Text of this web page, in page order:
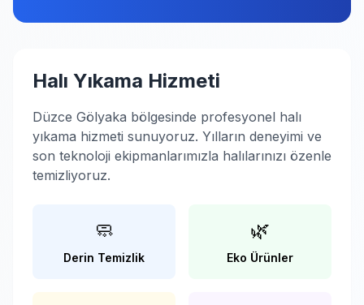
Halı Yıkama Hizmeti
Düzce Gölyaka bölgesinde profesyonel halı
yıkama hizmeti sunuyoruz. Yılların deneyimi ve
son teknoloji ekipmanlarımızla halılarınızı özenle
temizliyoruz.
🧼
Derin Temizlik
🌿
Eko Ürünler